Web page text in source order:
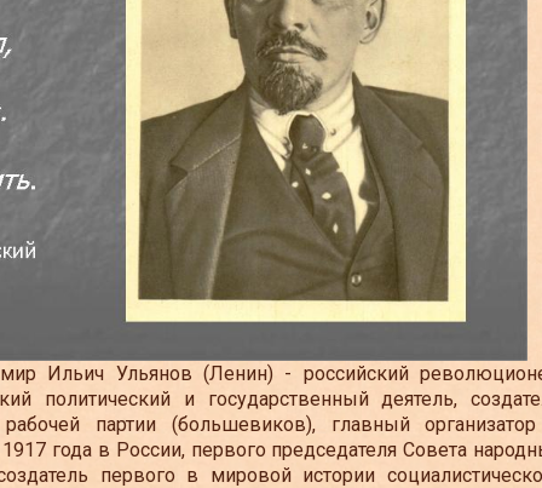
Ильич Ульянов (Ленин) - российский
политический и государственный деятель,
рабочей партии (большевиков), главный
года в России, первого председателя Совета
первого в мировой истории